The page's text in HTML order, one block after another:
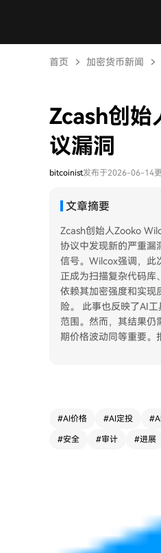
首页 加密货币新闻
Zcash创
议漏洞
bitcoinist发布于2026-06-14
文章摘要
Zcash创始人Zooko
协议中发现新的严重漏
信号。Wilcox强调，此
正成为扫描复杂代码库
依赖其加密强度和实现
险。 此事也反映了AI
范围。然而，其结果仍
期价格波动同等重要。
#AI价格 #AI定投 #
#安全 #审计 #进展